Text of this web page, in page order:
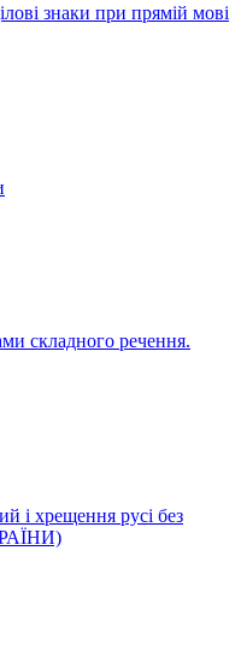
знаки при прямій мові
складного речення.
і хрещення русі без